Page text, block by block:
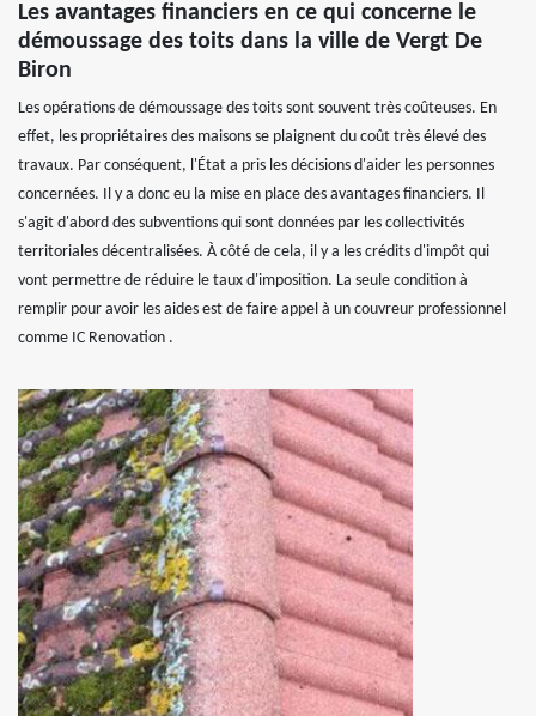
Les avantages financiers en ce qui concerne le
démoussage des toits dans la ville de Vergt De
Biron
Les opérations de démoussage des toits sont souvent très coûteuses. En
effet, les propriétaires des maisons se plaignent du coût très élevé des
travaux. Par conséquent, l'État a pris les décisions d'aider les personnes
concernées. Il y a donc eu la mise en place des avantages financiers. Il
s'agit d'abord des subventions qui sont données par les collectivités
territoriales décentralisées. À côté de cela, il y a les crédits d'impôt qui
vont permettre de réduire le taux d'imposition. La seule condition à
remplir pour avoir les aides est de faire appel à un couvreur professionnel
comme IC Renovation .